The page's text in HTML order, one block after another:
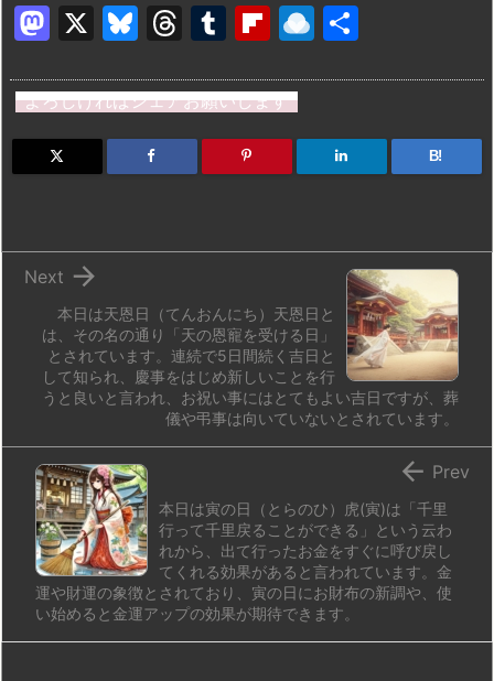
M
st
o
d
X
Bl
e
s
k
T
e
a
d
T
m
bl
r
Fl
b
o
ar
R
n
dr
o
よろしければシェアお願いします
B!
本日は天恩日（てんおんにち）天恩日と
は、その名の通り「天の恩寵を受ける日」
とされています。連続で5日間続く吉日と
して知られ、慶事をはじめ新しいことを行
うと良いと言われ、お祝い事にはとてもよい吉日ですが、葬
儀や弔事は向いていないとされています。

Next
本日は寅の日（とらのひ）虎(寅)は「千里
行って千里戻ることができる」という云わ
れから、出て行ったお金をすぐに呼び戻し
てくれる効果があると言われています。金
運や財運の象徴とされており、寅の日にお財布の新調や、使
い始めると金運アップの効果が期待できます。
 Prev